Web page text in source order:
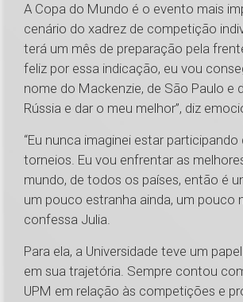
A Copa do Mundo é o evento mais
cenário do xadrez de competição
terá um mês de preparação pela
feliz por essa indicação, eu vou
nome do Mackenzie, de São Paulo e
Rússia e dar o meu melhor”, diz
“Eu nunca imaginei estar participando
torneios. Eu vou enfrentar as
mundo, de todos os países, então é
um pouco estranha ainda, um pouco
confessa Julia.
Para ela, a Universidade teve um
em sua trajetória. Sempre contou
UPM em relação às competições e